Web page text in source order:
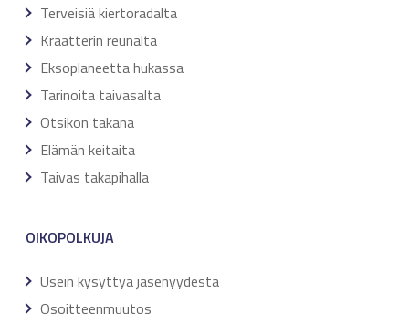
Terveisiä kiertoradalta
Kraatterin reunalta
Eksoplaneetta hukassa
Tarinoita taivasalta
Otsikon takana
Elämän keitaita
Taivas takapihalla
OIKOPOLKUJA
Usein kysyttyä jäsenyydestä
Osoitteenmuutos